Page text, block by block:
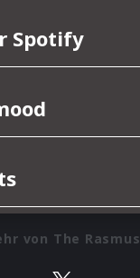
von The Rasmus